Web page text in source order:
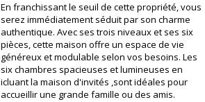
En franchissant le seuil de cette propriété, vous
serez immédiatement séduit par son charme
authentique. Avec ses trois niveaux et ses six
pièces, cette maison offre un espace de vie
généreux et modulable selon vos besoins. Les
six chambres spacieuses et lumineuses en
icluant la maison d'invités ,sont idéales pour
accueillir une grande famille ou des amis.